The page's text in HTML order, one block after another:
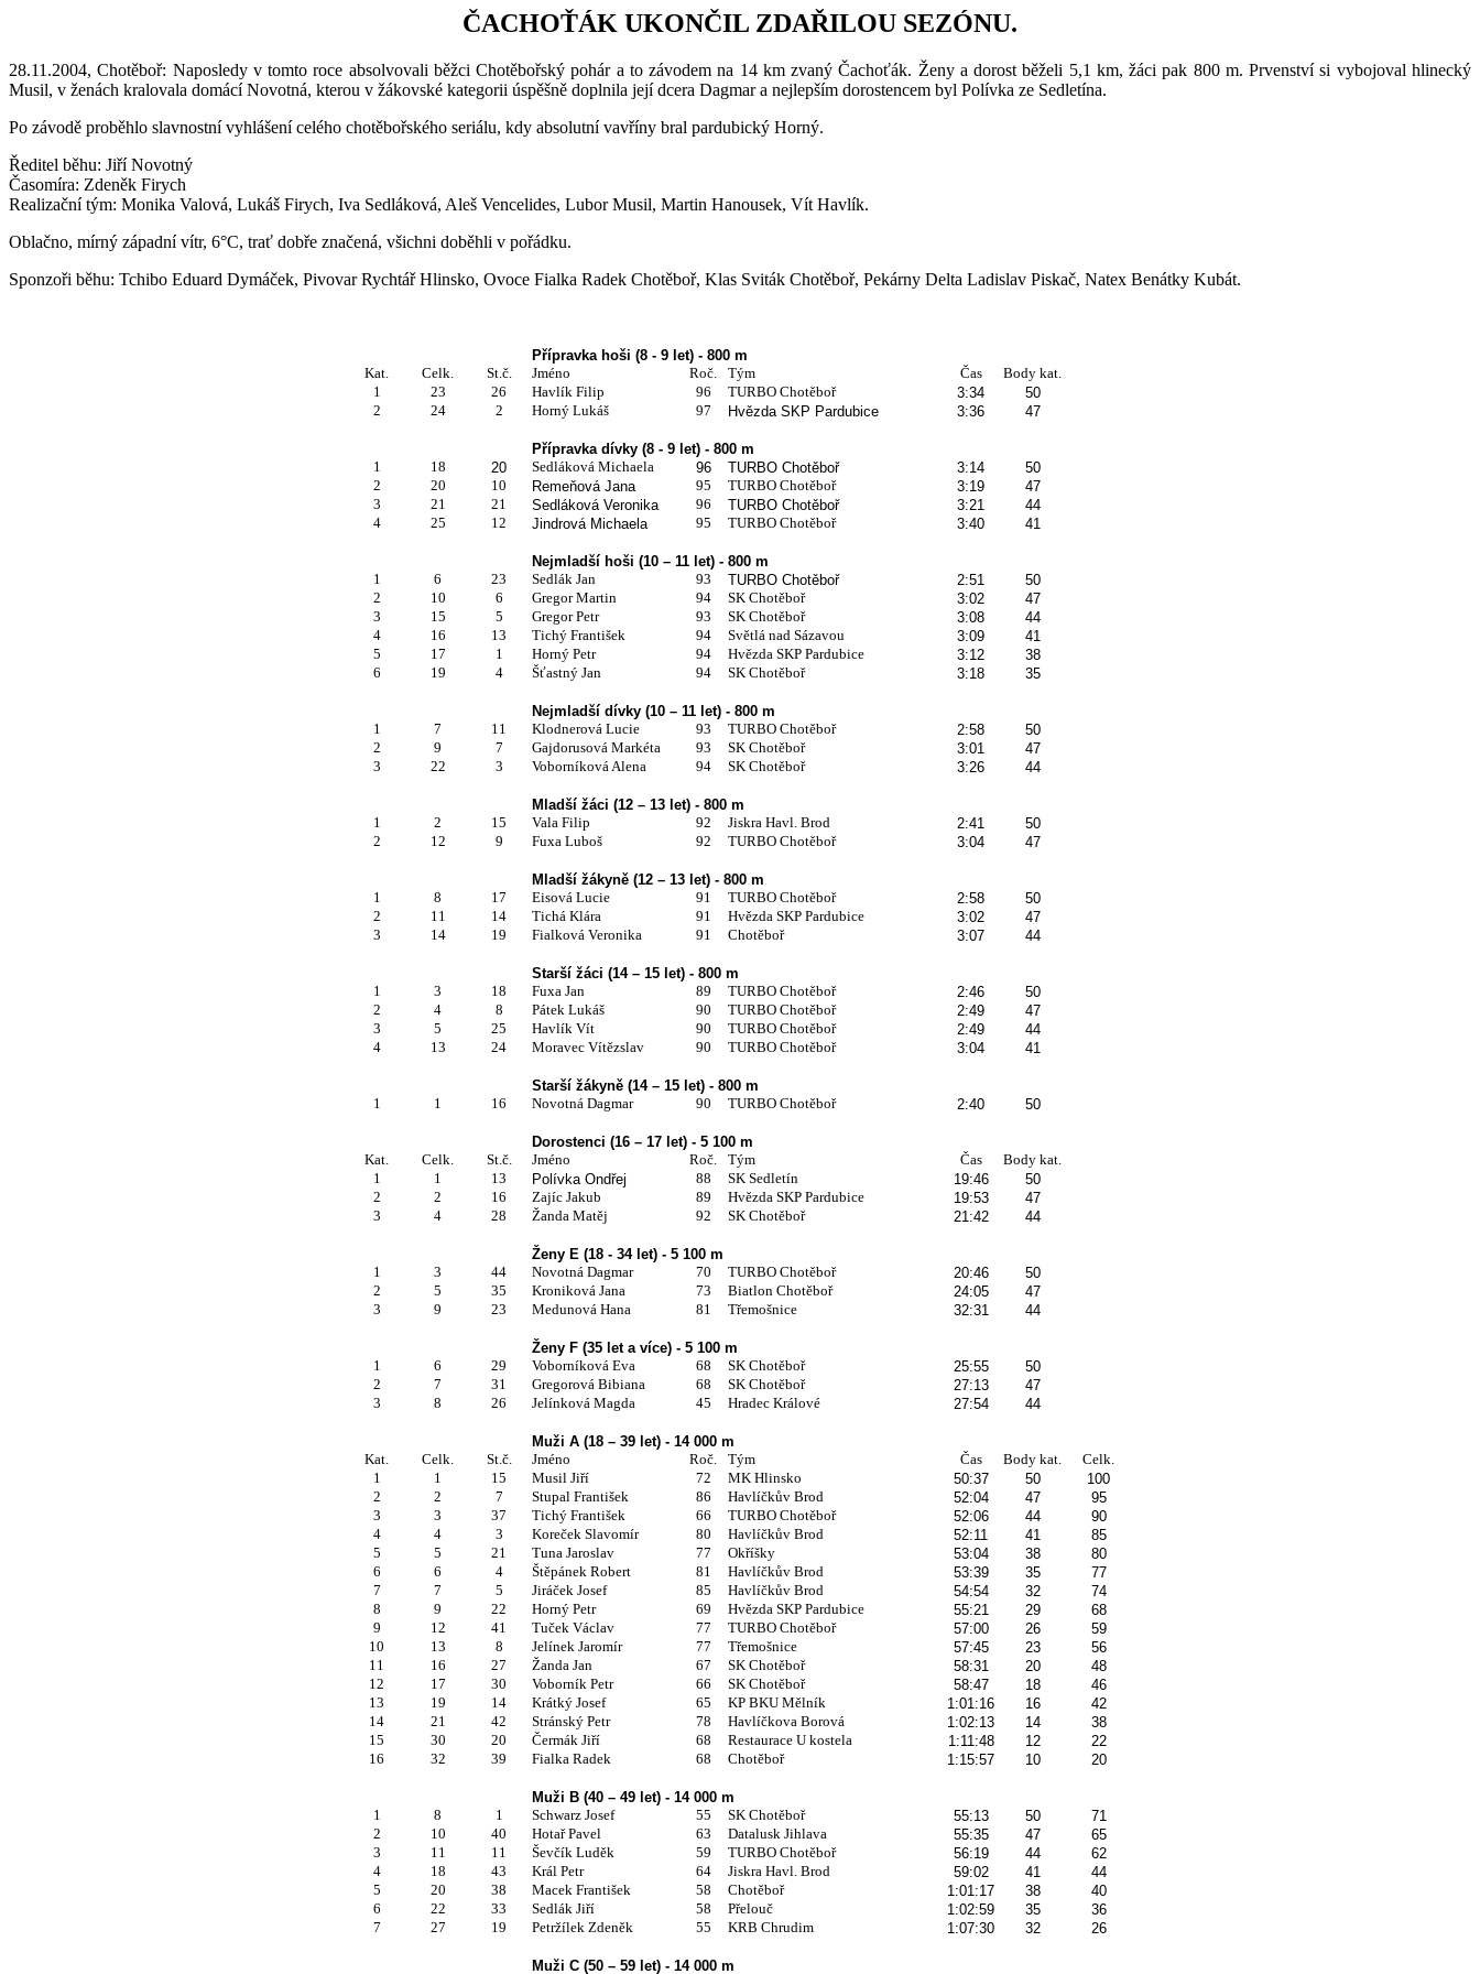
ČACHOŤÁK UKONČIL ZDAŘILOU SEZÓNU.
28.11.2004, Chotěboř: Naposledy v tomto roce absolvovali běžci Chotěbořský pohár a to závodem na 14 km zvaný Čachoťák. Ženy a dorost běželi 5,1 km, žáci pak 800 m. Prvenství si vybojoval hlinecký
Musil, v ženách kralovala domácí Novotná, kterou v žákovské kategorii úspěšně doplnila její dcera Dagmar a nejlepším dorostencem byl Polívka ze Sedletína.
Po závodě proběhlo slavnostní vyhlášení celého chotěbořského seriálu, kdy absolutní vavříny bral pardubický Horný.
Ředitel běhu: Jiří Novotný
Časomíra: Zdeněk Firych
Realizační tým: Monika Valová, Lukáš Firych, Iva Sedláková, Aleš Vencelides, Lubor Musil, Martin Hanousek, Vít Havlík.
Oblačno, mírný západní vítr, 6°C, trať dobře značená, všichni doběhli v pořádku.
Sponzoři běhu: Tchibo Eduard Dymáček, Pivovar Rychtář Hlinsko, Ovoce Fialka Radek Chotěboř, Klas Sviták Chotěboř, Pekárny Delta Ladislav Piskač, Natex Benátky Kubát.
Přípravka hoši (8 - 9 let) - 800 m
Kat.
Celk. St.č. Jméno Roč. Tým Čas
Body kat.
1
23 26 Havlík Filip 96 TURBO Chotěboř 3:34
50
2
24 2 Horný Lukáš 97 Hvězda SKP Pardubice 3:36 47
Přípravka dívky (8 - 9 let) - 800 m
1
18 20 Sedláková Michaela 96 TURBO Chotěboř 3:14
50
2
20 10 Remeňová Jana 95 TURBO Chotěboř 3:19
47
3
21 21 Sedláková Veronika 96 TURBO Chotěboř 3:21
44
4
25 12 Jindrová Michaela 95 TURBO Chotěboř 3:40 41
Nejmladší hoši (10 – 11 let) - 800 m
1
6 23 Sedlák Jan 93 TURBO Chotěboř 2:51
50
2
10 6 Gregor Martin 94 SK Chotěboř 3:02
47
3
15 5 Gregor Petr 93 SK Chotěboř 3:08
44
4
16 13 Tichý František 94 Světlá nad Sázavou 3:09
41
5
17 1 Horný Petr 94 Hvězda SKP Pardubice 3:12
38
6
19 4 Šťastný Jan 94 SK Chotěboř 3:18 35
Nejmladší dívky (10 – 11 let) - 800 m
1
7 11 Klodnerová Lucie 93 TURBO Chotěboř 2:58
50
2
9 7 Gajdorusová Markéta 93 SK Chotěboř 3:01
47
3
22 3 Voborníková Alena 94 SK Chotěboř 3:26 44
Mladší žáci (12 – 13 let) - 800 m
1
2 15 Vala Filip 92 Jiskra Havl. Brod 2:41
50
2
12 9 Fuxa Luboš 92 TURBO Chotěboř 3:04 47
Mladší žákyně (12 – 13 let) - 800 m
1
8 17 Eisová Lucie 91 TURBO Chotěboř 2:58
50
2
11 14 Tichá Klára 91 Hvězda SKP Pardubice 3:02
47
3
14 19 Fialková Veronika 91 Chotěboř 3:07 44
Starší žáci (14 – 15 let) - 800 m
1
3 18 Fuxa Jan 89 TURBO Chotěboř 2:46
50
2
4 8 Pátek Lukáš 90 TURBO Chotěboř 2:49
47
3
5 25 Havlík Vít 90 TURBO Chotěboř 2:49
44
4
13 24 Moravec Vítězslav 90 TURBO Chotěboř 3:04 41
Starší žákyně (14 – 15 let) - 800 m
1
1 16 Novotná Dagmar 90 TURBO Chotěboř 2:40 50
Dorostenci (16 – 17 let) - 5 100 m
Kat.
Celk. St.č. Jméno Roč. Tým Čas
Body kat.
1
1 13 Polívka Ondřej 88 SK Sedletín 19:46
50
2
2 16 Zajíc Jakub 89 Hvězda SKP Pardubice 19:53
47
3
4 28 Žanda Matěj 92 SK Chotěboř 21:42 44
Ženy E (18 - 34 let) - 5 100 m
1
3 44 Novotná Dagmar 70 TURBO Chotěboř 20:46
50
2
5 35 Kroniková Jana 73 Biatlon Chotěboř 24:05
47
3
9 23 Medunová Hana 81 Třemošnice 32:31 44
Ženy F (35 let a více) - 5 100 m
1
6 29 Voborníková Eva 68 SK Chotěboř 25:55
50
2
7 31 Gregorová Bibiana 68 SK Chotěboř 27:13
47
3
8 26 Jelínková Magda 45 Hradec Králové 27:54 44
Muži A (18 – 39 let) - 14 000 m
Kat.
Celk. St.č. Jméno Roč. Tým Čas Body kat.
Celk.
1
1 15 Musil Jiří 72 MK Hlinsko 50:37 50
100
2
2 7 Stupal František 86 Havlíčkův Brod 52:04 47
95
3
3 37 Tichý František 66 TURBO Chotěboř 52:06 44
90
4
4 3 Koreček Slavomír 80 Havlíčkův Brod 52:11 41
85
5
5 21 Tuna Jaroslav 77 Okříšky 53:04 38
80
6
6 4 Štěpánek Robert 81 Havlíčkův Brod 53:39 35
77
7
7 5 Jiráček Josef 85 Havlíčkův Brod 54:54 32
74
8
9 22 Horný Petr 69 Hvězda SKP Pardubice 55:21 29
68
9
12 41 Tuček Václav 77 TURBO Chotěboř 57:00 26
59
10
13 8 Jelínek Jaromír 77 Třemošnice 57:45 23
56
11
16 27 Žanda Jan 67 SK Chotěboř 58:31 20
48
12
17 30 Voborník Petr 66 SK Chotěboř 58:47 18
46
13
19 14 Krátký Josef 65 KP BKU Mělník 1:01:16 16
42
14
21 42 Stránský Petr 78 Havlíčkova Borová 1:02:13 14
38
15
30 20 Čermák Jiří 68 Restaurace U kostela 1:11:48 12
22
16
32 39 Fialka Radek 68 Chotěboř 1:15:57 10 20
Muži B (40 – 49 let) - 14 000 m
1
8 1 Schwarz Josef 55 SK Chotěboř 55:13 50
71
2
10 40 Hotař Pavel 63 Datalusk Jihlava 55:35 47
65
3
11 11 Ševčík Luděk 59 TURBO Chotěboř 56:19 44
62
4
18 43 Král Petr 64 Jiskra Havl. Brod 59:02 41
44
5
20 38 Macek František 58 Chotěboř 1:01:17 38
40
6
22 33 Sedlák Jiří 58 Přelouč 1:02:59 35
36
7
27 19 Petržílek Zdeněk 55 KRB Chrudim 1:07:30 32 26
Muži C (50 – 59 let) - 14 000 m